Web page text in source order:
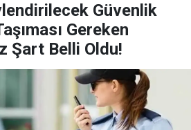
Güvenlik
Gereken
Şart Belli Oldu!